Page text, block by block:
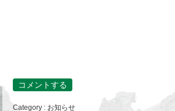
コメントする
Category : お知らせ